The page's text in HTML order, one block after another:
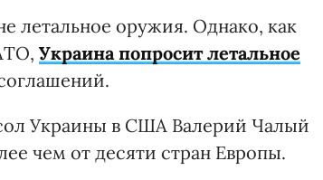
летальное оружия. Однако, как
Украина попросит летальное
Украины в США Валерий Чалый
чем от десяти стран Европы.